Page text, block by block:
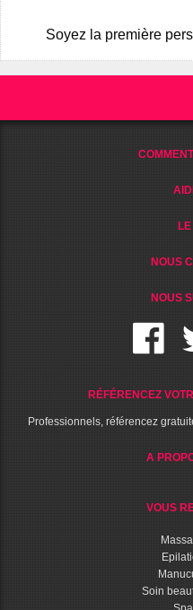
Soyez la première
NOUS
NOUS
RÉFÉRENCEZ
Professionnels, référencez
A
VOUS
Soin